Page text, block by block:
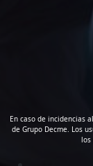
En caso de incidencias
de Grupo Decme. Los
los